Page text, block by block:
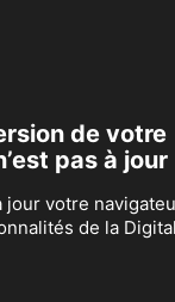
de votre
pas à jour
jour votre
de la